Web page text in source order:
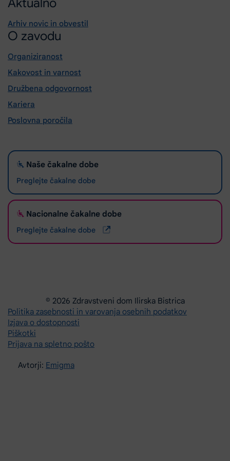
Aktualno
Arhiv novic in obvestil
O zavodu
Organiziranost
Kakovost in varnost
Družbena odgovornost
Kariera
Poslovna poročila
Naše čakalne dobe
Preglejte čakalne dobe
Nacionalne čakalne dobe
Preglejte čakalne dobe
© 2026 Zdravstveni dom Ilirska Bistrica
Politika zasebnosti in varovanja osebnih podatkov
Izjava o dostopnosti
Piškotki
Prijava na spletno pošto
Avtorji: Emigma